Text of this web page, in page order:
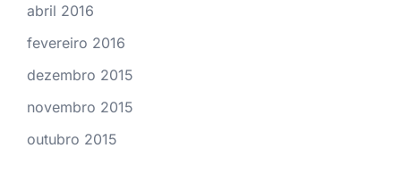
abril 2016
fevereiro 2016
dezembro 2015
novembro 2015
outubro 2015